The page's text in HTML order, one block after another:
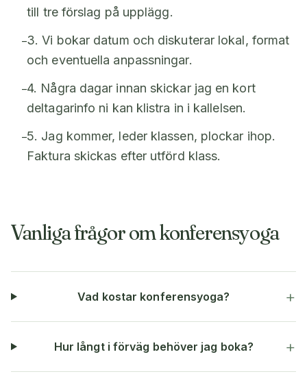
till tre förslag på upplägg.
–3. Vi bokar datum och diskuterar lokal, format
och eventuella anpassningar.
–4. Några dagar innan skickar jag en kort
deltagarinfo ni kan klistra in i kallelsen.
–5. Jag kommer, leder klassen, plockar ihop.
Faktura skickas efter utförd klass.
Vanliga frågor om konferensyoga
Vad kostar konferensyoga? +
Hur långt i förväg behöver jag boka? +